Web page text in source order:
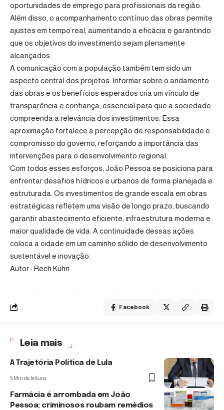
oportunidades de emprego para profissionais da região.
Além disso, o acompanhamento contínuo das obras permite
ajustes em tempo real, aumentando a eficácia e garantindo
que os objetivos do investimento sejam plenamente
alcançados.
A comunicação com a população também tem sido um
aspecto central dos projetos. Informar sobre o andamento
das obras e os benefícios esperados cria um vínculo de
transparência e confiança, essencial para que a sociedade
compreenda a relevância dos investimentos. Essa
aproximação fortalece a percepção de responsabilidade e
compromisso do governo, reforçando a importância das
intervenções para o desenvolvimento regional.
Com todos esses esforços, João Pessoa se posiciona para
enfrentar desafios hídricos e urbanos de forma planejada e
estruturada. Os investimentos de grande escala em obras
estratégicas refletem uma visão de longo prazo, buscando
garantir abastecimento eficiente, infraestrutura moderna e
maior qualidade de vida. A continuidade dessas ações
coloca a cidade em um caminho sólido de desenvolvimento
sustentável e inovação.
Autor : Rech Kuhn
Facebook
Leia mais
A Trajetória Política de Lula
5 Min de leitura
Farmácia é arrombada em João
Pessoa; criminosos roubam remédios